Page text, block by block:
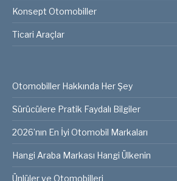
Konsept Otomobiller
Ticari Araçlar
Otomobiller Hakkında Her Şey
Sürücülere Pratik Faydalı Bilgiler
2026’nın En İyi Otomobil Markaları
Hangi Araba Markası Hangi Ülkenin
Ünlüler ve Otomobilleri